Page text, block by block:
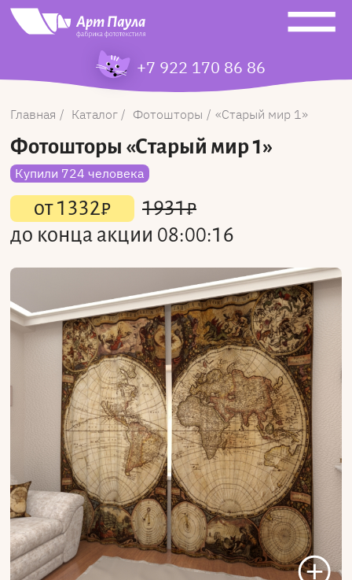
+7 922 170 86 86
Главная Каталог Фотошторы Старый мир 1
Фотошторы «Старый мир 1»
Купили 724 человека
от1332₽ 1931₽
до конца акции 08:00:16